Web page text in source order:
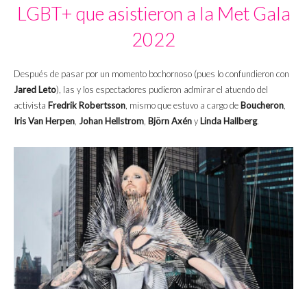
LGBT+ que asistieron a la Met Gala
2022
Después de pasar por un momento bochornoso (pues lo confundieron con
Jared Leto), las y los espectadores pudieron admirar el atuendo del
activista Fredrik Robertsson, mismo que estuvo a cargo de Boucheron,
Iris Van Herpen, Johan Hellstrom, Björn Axény Linda Hallberg.